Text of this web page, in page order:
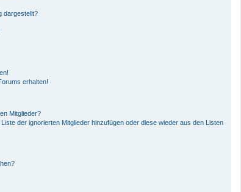
dargestellt?
erhalten!
Mitglieder?
der ignorierten Mitglieder hinzufügen oder diese wieder aus den Listen